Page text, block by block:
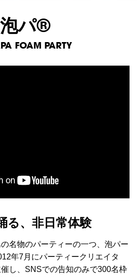
泡パ®
FOAM PARTY
る、非日常体験
名物のパーティーの一つ、泡パー
年7月にパーティークリエイタ
し、SNSでの告知のみで300名枠